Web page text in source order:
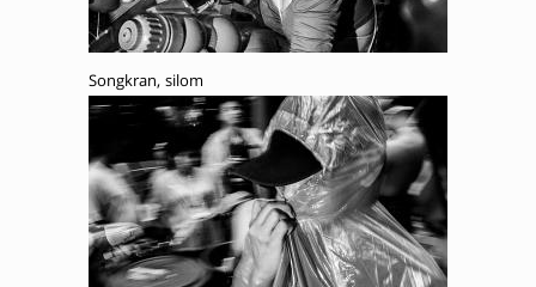
Songkran, silom